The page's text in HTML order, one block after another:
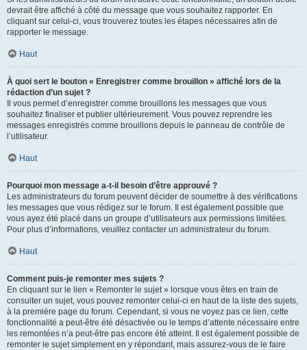
devrait être affiché à côté du message que vous souhaitez rapporter. En
cliquant sur celui-ci, vous trouverez toutes les étapes nécessaires afin de
rapporter le message.
Haut
À quoi sert le bouton « Enregistrer comme brouillon » affiché lors de la
rédaction d’un sujet ?
Il vous permet d’enregistrer comme brouillons les messages que vous
souhaitez finaliser et publier ultérieurement. Vous pouvez reprendre les
messages enregistrés comme brouillons depuis le panneau de contrôle de
l’utilisateur.
Haut
Pourquoi mon message a-t-il besoin d’être approuvé ?
Les administrateurs du forum peuvent décider de soumettre à des vérifications
les messages que vous rédigez sur le forum. Il est également possible que
vous ayez été placé dans un groupe d’utilisateurs aux permissions limitées.
Pour plus d’informations, veuillez contacter un administrateur du forum.
Haut
Comment puis-je remonter mes sujets ?
En cliquant sur le lien « Remonter le sujet » lorsque vous êtes en train de
consulter un sujet, vous pouvez remonter celui-ci en haut de la liste des sujets,
à la première page du forum. Cependant, si vous ne voyez pas ce lien, cette
fonctionnalité a peut-être été désactivée ou le temps d’attente nécessaire entre
les remontées n’a peut-être pas encore été atteint. Il est également possible de
remonter le sujet simplement en y répondant, mais assurez-vous de le faire